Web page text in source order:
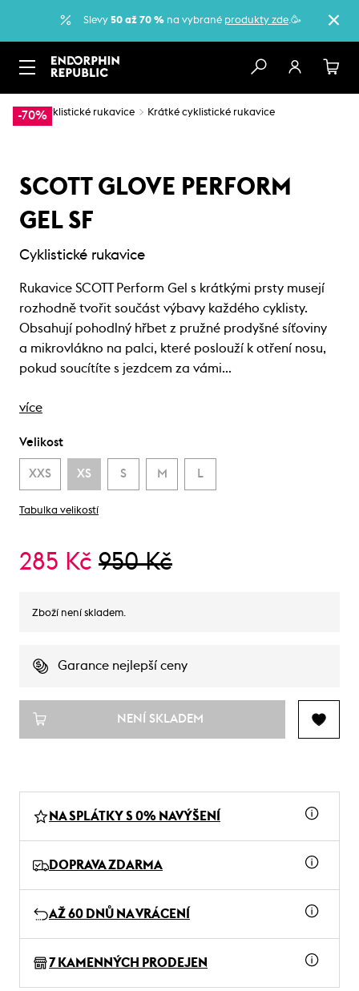
Slevy 50 až 70 % na vybrané produkty zde.🥳
-70%
… Cyklistické rukavice Krátké cyklistické rukavice
SCOTT GLOVE PERFORM
GEL SF
Cyklistické rukavice
Rukavice SCOTT Perform Gel s krátkými prsty musejí
rozhodně tvořit součást výbavy každého cyklisty.
Obsahují pohodlný hřbet z pružné prodyšné síťoviny
a mikrovlákno na palci, které poslouží k otření nosu,
pokud soucítíte s jezdcem za vámi…
více
Velikost
XXS XS S M L
Tabulka velikostí
285 Kč 950 Kč
Zboží není skladem.
Garance nejlepší ceny
NENÍ SKLADEM
NA SPLÁTKY S 0% NAVÝŠENÍ
DOPRAVA ZDARMA
AŽ 60 DNŮ NA VRÁCENÍ
7 KAMENNÝCH PRODEJEN